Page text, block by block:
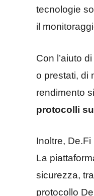
tecnologie
il
Con l’aiuto
o prestati, di
rendimento
protocolli
Inoltre,
La
sicurezza,
protocollo